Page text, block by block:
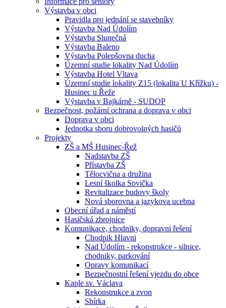
Výstavba v obci
Pravidla pro jednání se stavebníky
Výstavba Nad Údolím
Výstavba Slunečná
Výstavba Baleno
Výstavba Polepšovna ducha
Územní studie lokality Nad Údolím
Výstavba Hotel Vltava
Územní studie lokality Z15 (lokalita U Křížku) -
Husinec u Řeže
Výstavba v Bajkárně - SUDOP
Bezpečnost, požární ochrana a doprava v obci
Doprava v obci
Jednotka sboru dobrovolných hasičů
Projekty
ZŠ a MŠ Husinec-Řež
Nadstavba ZŠ
Přístavba ZŠ
Tělocvična a družina
Lesní školka Sovička
Revitalizace budovy školy
Nová sborovna a jazykova ucebna
Obecní úřad a náměstí
Hasičská zbrojnice
Komunikace, chodniky, dopravni řešení
Chodnik Hlavni
Nad Údolím - rekonstrukce - silnice,
chodniky, parkování
Opravy komunikací
Bezpečnostní řešení vjezdu do obce
Kaple sv. Václava
Rekonstrukce a zvon
Sbírka